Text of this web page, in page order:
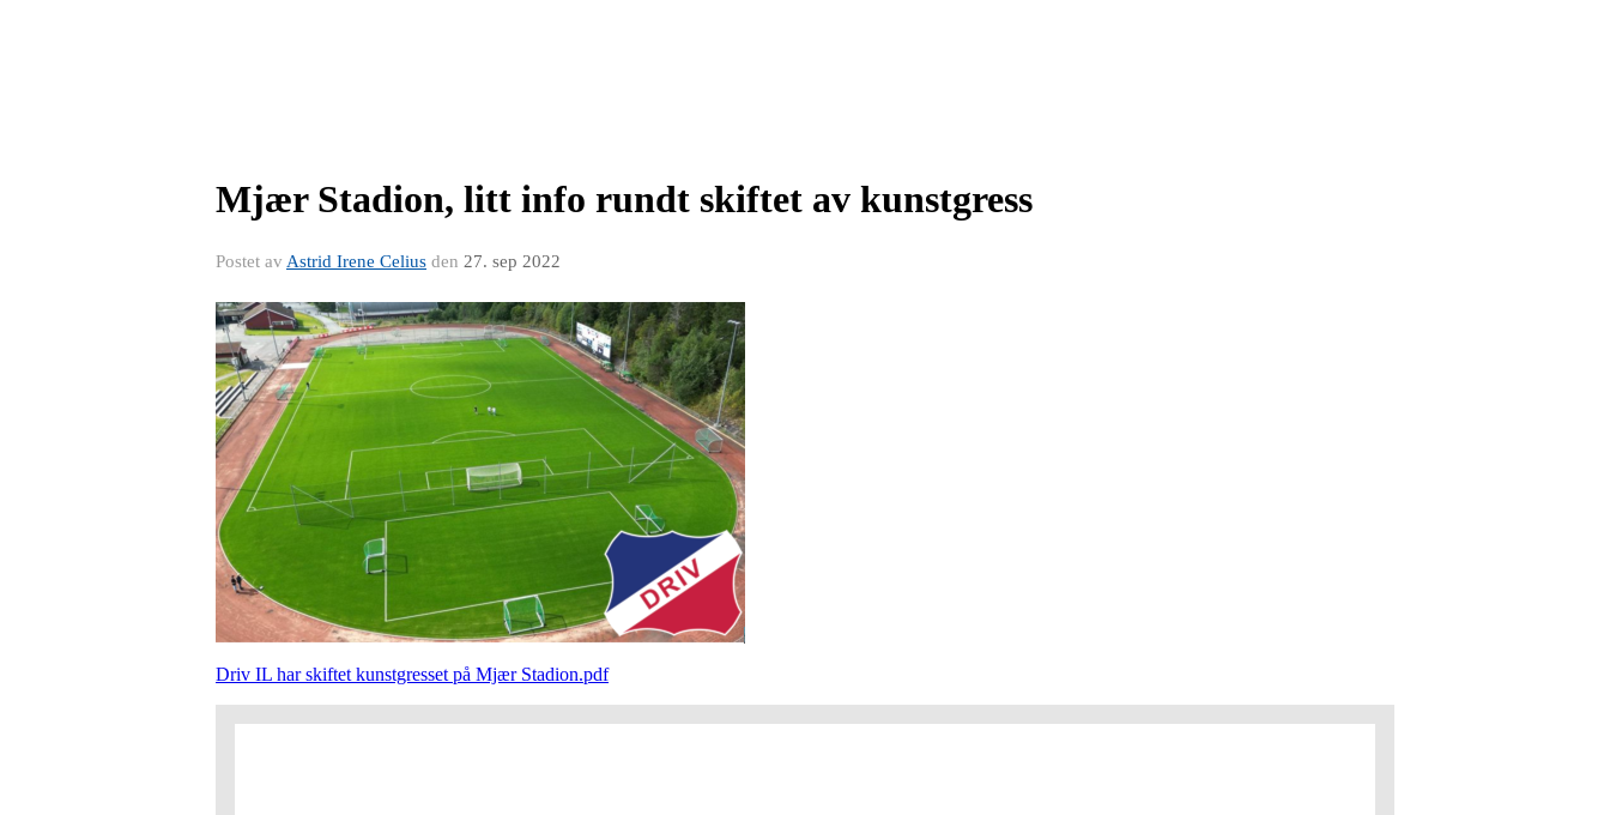
Mjær Stadion, litt info rundt skiftet av kunstgress
Postet av Astrid Irene Celius den 27. sep 2022
Driv IL har skiftet kunstgresset på Mjær Stadion.pdf